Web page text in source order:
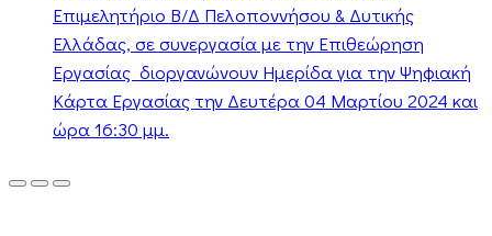
Επιμελητήριο Β/Δ Πελοποννήσου & Δυτικής
Ελλάδας, σε συνεργασία με την Επιθεώρηση
Εργασίας διοργανώνουν Ημερίδα για την Ψηφιακή
Κάρτα Εργασίας την Δευτέρα 04 Μαρτίου 2024 και
ώρα 16:30 μμ.